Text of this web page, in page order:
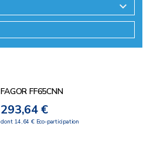
FAGOR FF65CNN
293,64 €
dont 14,64 € Eco-participation